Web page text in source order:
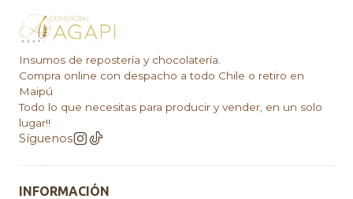
Insumos de repostería y chocolatería.
Compra online con despacho a todo Chile o retiro en
Maipú
Todo lo que necesitas para producir y vender, en un solo
lugar!!
Síguenos
INFORMACIÓN